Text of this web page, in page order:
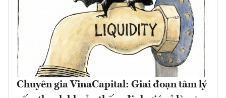
Chuyên gia VinaCapital: Giai đoạn tâm lý